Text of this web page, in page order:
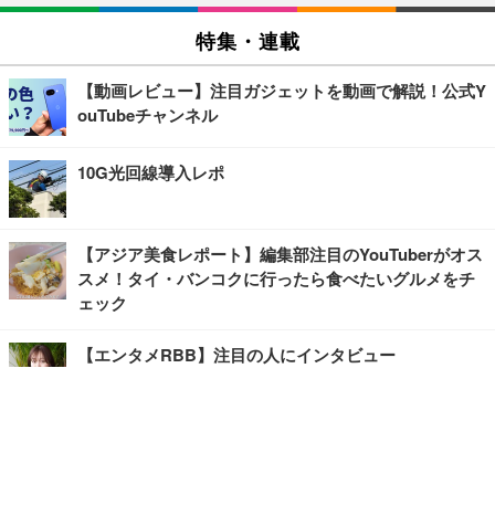
特集・連載
【動画レビュー】注目ガジェットを動画で解説！公式Y
ouTubeチャンネル
10G光回線導入レポ
【アジア美食レポート】編集部注目のYouTuberがオス
スメ！タイ・バンコクに行ったら食べたいグルメをチ
ェック
【エンタメRBB】注目の人にインタビュー